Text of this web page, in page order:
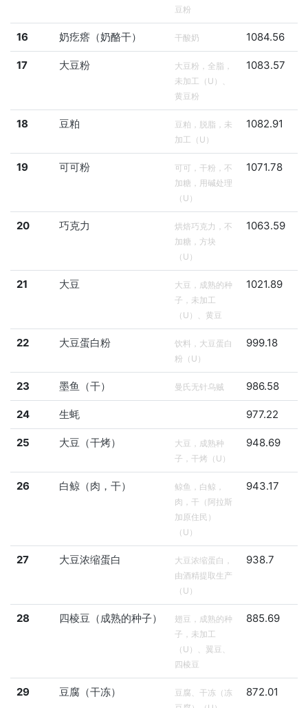
豆粉
16 奶疙瘩（奶酪干） 干酸奶 1084.56
17 大豆粉
大豆粉，全脂，
未加工（U）、
黄豆粉
1083.57
18 豆粕
豆粕，脱脂，未
加工（U）
1082.91
19 可可粉
可可，干粉，不
加糖，用碱处理
（U）
1071.78
20 巧克力
烘焙巧克力，不
加糖，方块
（U）
1063.59
21 大豆
大豆，成熟的种
子，未加工
（U）、黄豆
1021.89
22 大豆蛋白粉
饮料，大豆蛋白
粉（U）
999.18
23 墨鱼（干） 曼氏无针乌贼 986.58
24 生蚝 977.22
25 大豆（干烤）
大豆，成熟种
子，干烤（U）
948.69
26 白鲸（肉，干）
鲸鱼，白鲸，
肉，干（阿拉斯
加原住民）
（U）
943.17
27 大豆浓缩蛋白
大豆浓缩蛋白，
由酒精提取生产
（U）
938.7
28 四棱豆（成熟的种子）
翅豆，成熟的种
子，未加工
（U）、翼豆、
四棱豆
885.69
29 豆腐（干冻）
豆腐、干冻（冻
872.01